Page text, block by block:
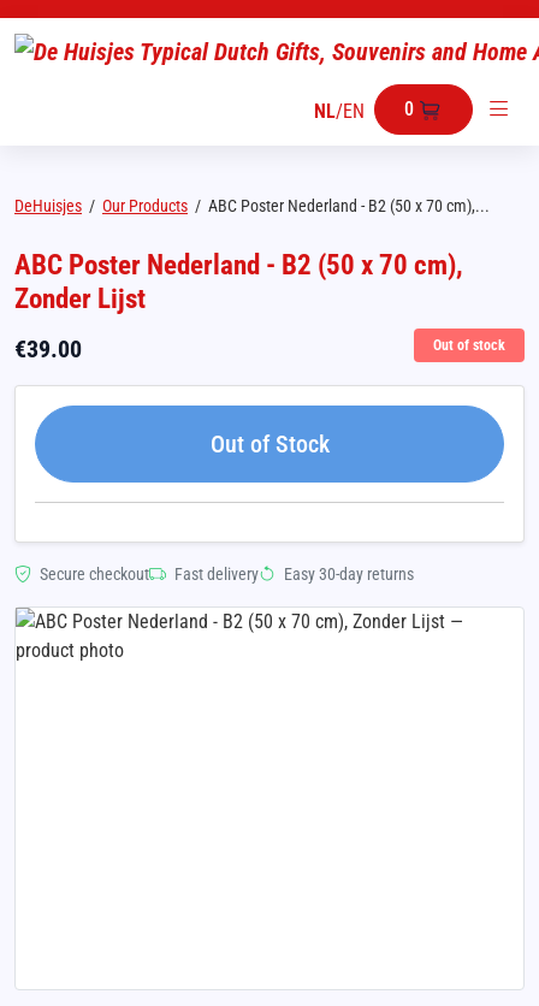
NL/EN 0
DeHuisjes / Our Products / ABC Poster Nederland - B2 (50 x 70 cm),...
ABC Poster Nederland - B2 (50 x 70 cm),
Zonder Lijst
€39.00 Out of stock
Out of Stock
Secure checkout Fast delivery Easy 30-day returns